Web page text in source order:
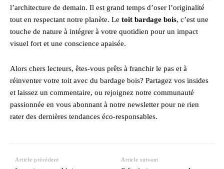
l’architecture de demain. Il est grand temps d’oser l’originalité
tout en respectant notre planète. Le toit bardage bois, c’est une
touche de nature à intégrer à votre quotidien pour un impact
visuel fort et une conscience apaisée.
Alors chers lecteurs, êtes-vous prêts à franchir le pas et à
réinventer votre toit avec du bardage bois? Partagez vos insides
et laissez un commentaire, ou rejoignez notre communauté
passionnée en vous abonnant à notre newsletter pour ne rien
rater des dernières tendances éco-responsables.
Article précédent Article suivant